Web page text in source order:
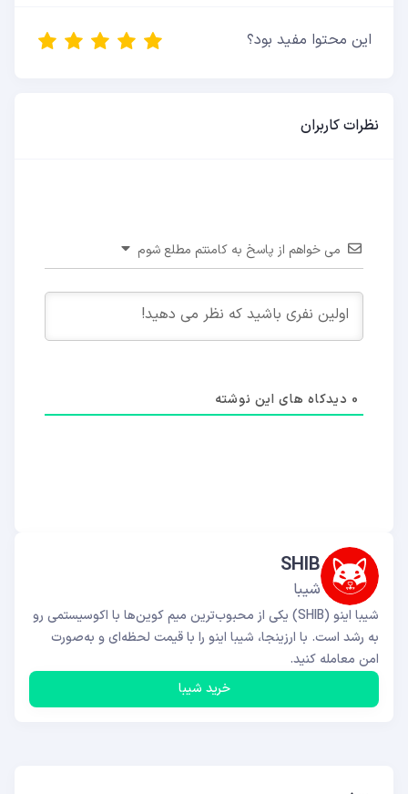
این محتوا مفید بود؟
نظرات کاربران
می خواهم از پاسخ به کامنتم مطلع شوم
0 دیدکاه های این نوشته
SHIB
شیبا
شیبا اینو (SHIB) یکی از محبوب‌ترین میم کوین‌ها با اکوسیستمی رو
به رشد است. با ارزینجا، شیبا اینو را با قیمت لحظه‌ای و به‌صورت
امن معامله کنید.
خرید شیبا